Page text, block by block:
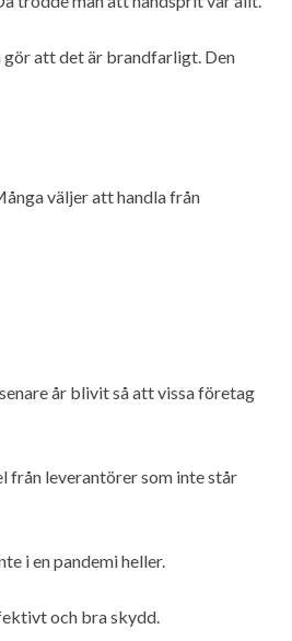
gör att det är brandfarligt. Den
väljer att handla från
år blivit så att vissa företag
från leverantörer som inte står
i en pandemi heller.
och bra skydd.